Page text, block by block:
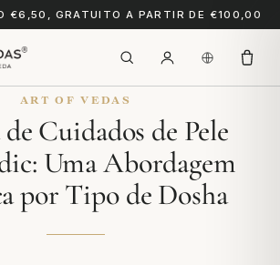
€6,50, GRATUITO A PARTIR DE €100,00
ART OF VEDAS
Cuidados de Pele
Uma Abordagem
por Tipo de Dosha